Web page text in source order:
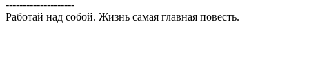
--------------------
Работай над собой. Жизнь самая главная повесть.